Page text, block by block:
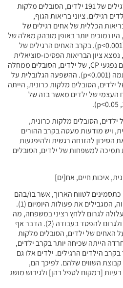
מחקר זה כלל אחים רגילים של 191 ילדים, הסובלים מלקות
ואחים רגילים של 100 ילדים רגילים. ציוני בריאות הגוף,
הכללית של אחים רגילים של
נמוכים יותר באופן מובהק מאלה של
אחים רגילים של ילדים רגילים (p<0.001). בקרב האחים הרגילים של
ציון הבריאות הפסיכו-סוציאלית
הכי נמוך בקרב האחים של ילדים נפגעי CP, של ילדים, הסובלים ממחלה
המטולוגית/אונקולוגית, ומאסתמה (p<0.001). ההשפעה הגלובלית על
ילדים, הסובלים מלקות כרונית, הייתה
העצמי של ילדים מאשר בזה של
ילדים, הסובלים מלקות כרונית,
ויש מודעות מעטה בקרב ההורים
הסיכון להזנחה רגשית ולהיפגעות
תמיכה למשפחות של ילדים, הסובלים
איכות חיים, אח[ים]
לטווח הארוך, אשר בו/בהם
לא ניתן לטפל/אשר קיימים בהווה, המגבילים את פעולות היומיום (1).
לגרום ללחץ רציני במשפחה, מה
שעלול להוביל לשינויים במבנה ולגרום להפסד בעבודה (2). הדבר אף
האחים של ילדים, הסובלים מלקות
וחרדה הייתה שכיחה יותר בקרב ילדים,
הילדים הרגילים. ילדים אלו גם
השווים שלהם. לפיכך הם,
[במקום לטפל בהן] ולגיבוש מושג